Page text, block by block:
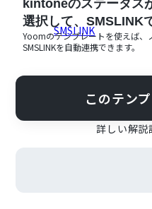
kintoneのステータス
選択して、SMSLINK
Yoomのテンプレートを使えば、
SMSLINKを自動連携できます。
このテン
詳しい解説